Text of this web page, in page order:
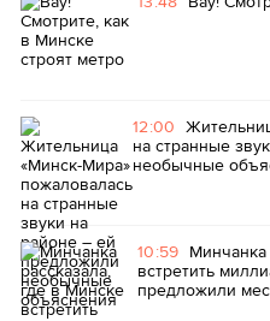
12:00
на странные
необычные
10:59 Минчанка
встретить
предложили